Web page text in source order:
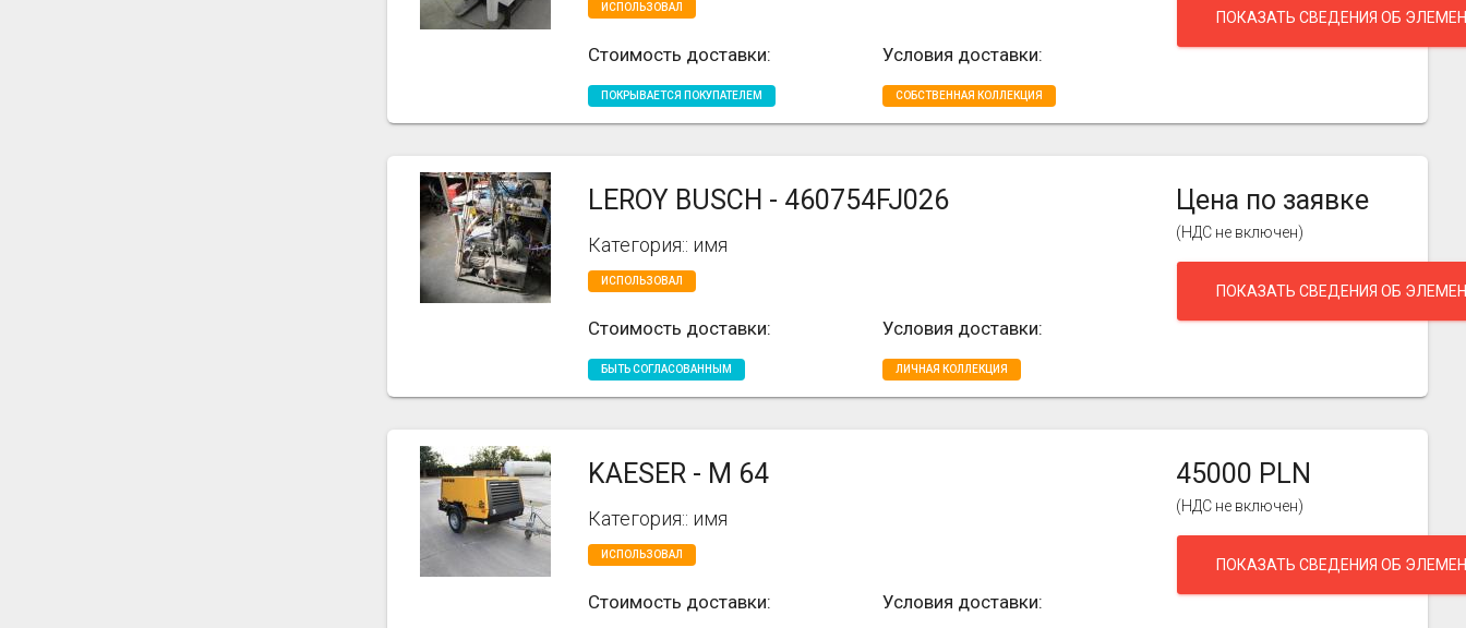
ИСПОЛЬЗОВАЛ
Стоимость доставки:
ПОКРЫВАЕТСЯ ПОКУПАТЕЛЕМ
Условия доставки:
СОБСТВЕННАЯ КОЛЛЕКЦИЯ
ПОКАЗАТЬ СВЕДЕНИЯ ОБ
LEROY BUSCH - 460754FJ026
Категория:: имя
ИСПОЛЬЗОВАЛ
Стоимость доставки:
БЫТЬ СОГЛАСОВАННЫМ
Условия доставки:
ЛИЧНАЯ КОЛЛЕКЦИЯ
Цена по заявке
(НДС не включен)
ПОКАЗАТЬ СВЕДЕНИЯ ОБ
KAESER - M 64
Категория:: имя
ИСПОЛЬЗОВАЛ
Стоимость доставки: Условия доставки:
45000 PLN
(НДС не включен)
ПОКАЗАТЬ СВЕДЕНИЯ ОБ